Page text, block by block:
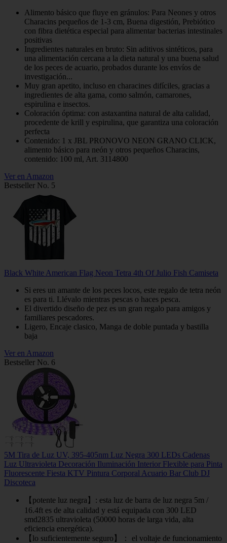
Alimento básico que fluye en gránulos: Para Neones y otros
Characins pequeños de 1-3 cm, Buena digestión, Prebiótico
con fibra dietética especial para alimentar bacterias intestinales
positivas
Ingredientes naturales en bruto: Sin aditivos sintéticos, para
una alimentación cercana a la dieta natural y una buena salud
de los peces de acuario, probados durante los envíos de
investigación...
Muy gran apetito, incluso en characines difíciles, gracias a
ingredientes de alta gama, como salmón, camarones,
espirulina e insectos.
Coloración óptima: con astaxantina natural de alta calidad,
procedente de krill y espirulina, que garantiza una coloración
perfecta
Contenido: 1 x JBL PRONOVO NEON GRANO CLICK,
alimento básico para neón y otros pequeños Characins,
contenido: 100 ml, Art. 3114800
Ver en Amazon
Bestseller No. 5
Black White American Flag Neon Tetra 4th Of Julio Fish Camiseta
Si eres un amante de los peces locos, este regalo de tetra neón
es para ti. Llévalo mientras pescas o haces pesca.
El divertido diseño de pez es un gran regalo para amigos y
familiares pescadores.
Ligero, Encaje clasico, Manga de doble puntada y bastilla
baja
Ver en Amazon
Bestseller No. 6
5M Tira de Luz UV, 395-405nm Luz Negra 300 LEDs Cadenas
Luz Ultravioleta Decoración Iluminación Interior Flexible para Pinta
Fluorescente Fiesta KTV Pintura Corporal Acuario Bar Club DJ
Discoteca
【potente luz negra】: esta luz de barra de luz negra 5m /
16.4ft es de alta calidad y está equipada con 300 LED
smd2835 ultravioleta (50000 horas de larga vida, alta
eficiencia energética).
【lo suficientemente seguro】： el voltaje de funcionamiento